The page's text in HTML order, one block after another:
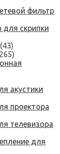
фильтр
скрипки
(43)
акустики
проектора
телевизора
для